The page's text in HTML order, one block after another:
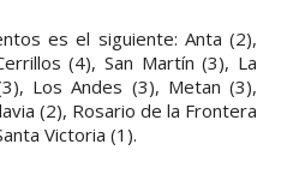
es el siguiente: Anta (2),
(4), San Martín (3), La
Los Andes (3), Metan (3),
(2), Rosario de la Frontera
Victoria (1).